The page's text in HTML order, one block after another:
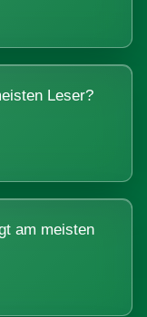
Leser?
am meisten